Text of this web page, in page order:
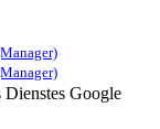
Google